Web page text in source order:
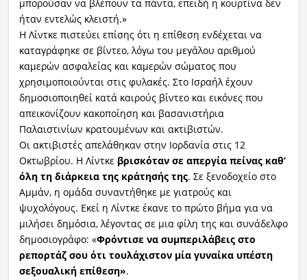
μπορούσαν να βλέπουν τα πάντα, επειδή η κουρτίνα δεν
ήταν εντελώς κλειστή.»
Η Λίντκε πιστεύει επίσης ότι η επίθεση ενδέχεται να
καταγράφηκε σε βίντεο, λόγω του μεγάλου αριθμού
καμερών ασφαλείας και καμερών σώματος που
χρησιμοποιούνται στις φυλακές. Στο Ισραήλ έχουν
δημοσιοποιηθεί κατά καιρούς βίντεο και εικόνες που
απεικονίζουν κακοποίηση και βασανιστήρια
Παλαιστινίων κρατουμένων και ακτιβιστών.
Οι ακτιβιστές απελάθηκαν στην Ιορδανία στις 12
Οκτωβρίου. Η Λίντκε βρισκόταν σε απεργία πείνας καθ’
όλη τη διάρκεια της κράτησής της. Σε ξενοδοχείο στο
Αμμάν, η ομάδα συναντήθηκε με γιατρούς και
ψυχολόγους. Εκεί η Λίντκε έκανε το πρώτο βήμα για να
μιλήσει δημόσια, λέγοντας σε μια φίλη της και συνάδελφο
δημοσιογράφο: «Φρόντισε να συμπεριλάβεις στο
ρεπορτάζ σου ότι τουλάχιστον μία γυναίκα υπέστη
σεξουαλική επίθεση».